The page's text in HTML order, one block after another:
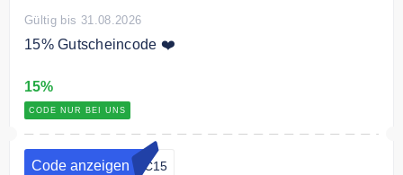
Gültig bis 31.08.2026
15% Gutscheincode ❤️
15%
CODE NUR BEI UNS
Code anzeigen GC15